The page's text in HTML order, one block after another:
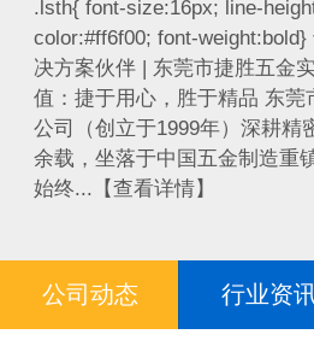
.lsth{ font-size:16px; line-
color:#ff6f00; font-
决方案伙伴 | 东莞市捷胜五金
值：捷于用心，胜于精品 东莞
公司（创立于1999年）深耕精
余载，坐落于中国五金制造
始终...【查看详情】
公司动态 行业资